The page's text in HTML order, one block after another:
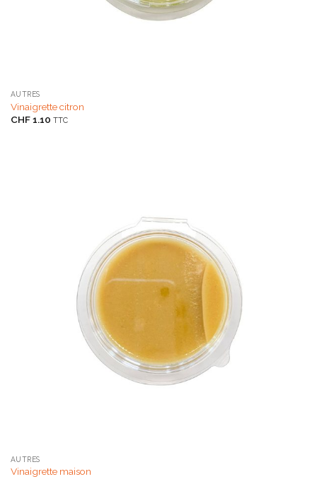
AUTRES
Vinaigrette citron
CHF1.10 TTC
AUTRES
Vinaigrette maison